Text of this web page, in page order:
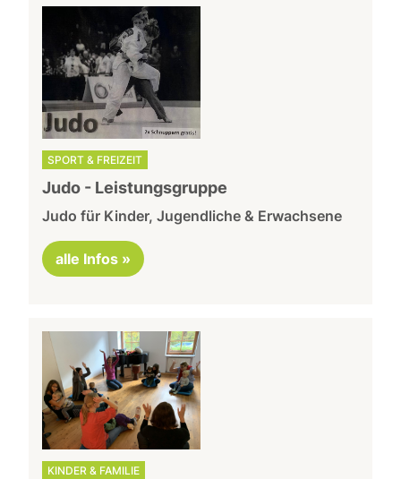
SPORT & FREIZEIT
Judo - Leistungsgruppe
Judo für Kinder, Jugendliche & Erwachsene
alle Infos »
KINDER & FAMILIE